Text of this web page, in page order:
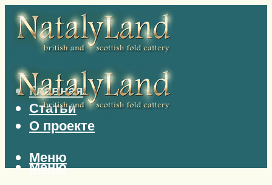
Главная
Статьи
О проекте
Меню
Меню